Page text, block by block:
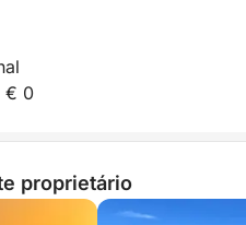
€ 0
proprietário